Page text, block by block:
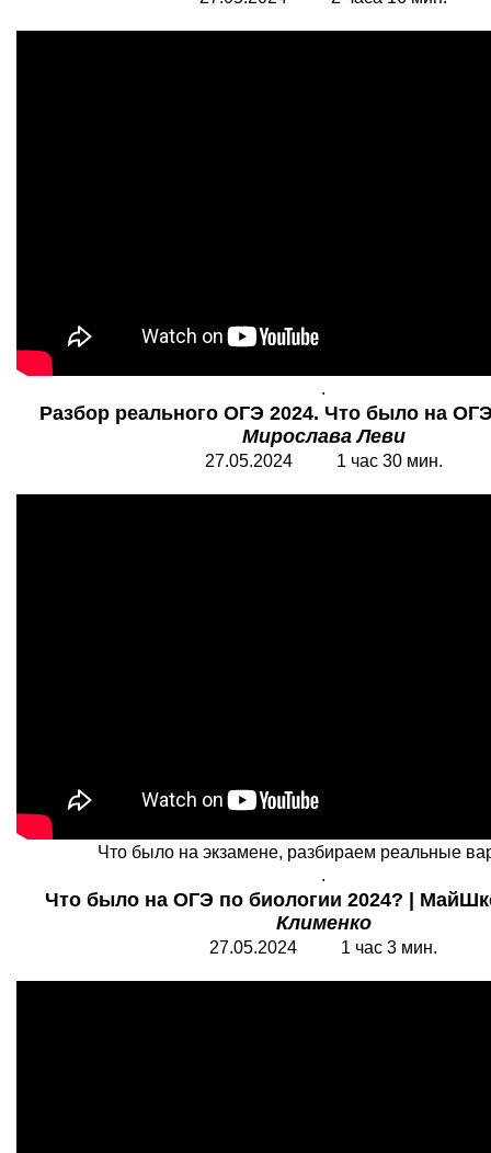
.
Разбор реального ОГЭ 2024. Что было на
Мирослава Леви
27.05.2024 1 час 30 мин.
Что было на экзамене, разбираем реальные
.
Что было на ОГЭ по биологии 2024? |
Клименко
27.05.2024 1 час 3 мин.